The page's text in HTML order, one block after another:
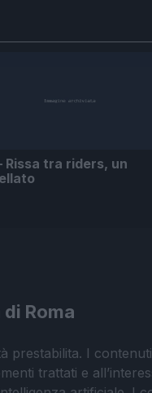
Rissa tra riders, un
Roma
prestabilita. I
trattati e